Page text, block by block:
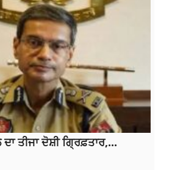
ਤੀਜਾ ਦੋਸ਼ੀ ਗ੍ਰਿਫ਼ਤਾਰ,...